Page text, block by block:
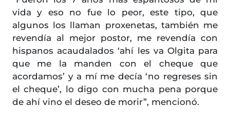
vida y eso no fue lo peor, este tipo, que
algunos los llaman proxenetas, también me
revendía al mejor postor, me revendía con
hispanos acaudalados ‘ahí les va Olgita para
que me la manden con el cheque que
acordamos’ y a mí me decía ‘no regreses sin
el cheque’, lo digo con mucha pena porque
de ahí vino el deseo de morir”, mencionó.